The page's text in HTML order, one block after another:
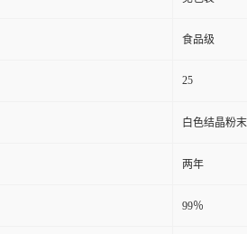
食品级
25
白色结晶粉末
两年
99％